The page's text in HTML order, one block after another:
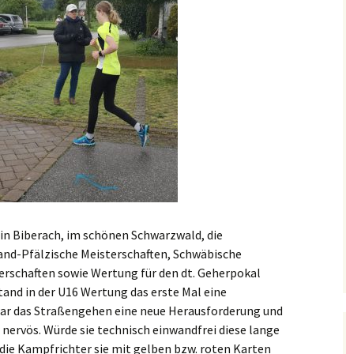
Foto-Impressionen 2019
Foto-Impressionen 2018
Biberach, im schönen Schwarzwald, die
Pfälzische Meisterschaften, Schwäbische
sowie Wertung für den dt. Geherpokal
in der U16 Wertung das erste Mal eine
das Straßengehen eine neue Herausforderung und
Würde sie technisch einwandfrei diese lange
Kampfrichter sie mit gelben bzw. roten Karten